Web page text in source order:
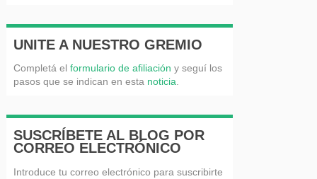
UNITE A NUESTRO GREMIO
Completá el formulario de afiliación y seguí los
pasos que se indican en esta noticia
SUSCRÍBETE AL BLOG POR
CORREO ELECTRÓNICO
Introduce tu correo electrónico para suscribirte